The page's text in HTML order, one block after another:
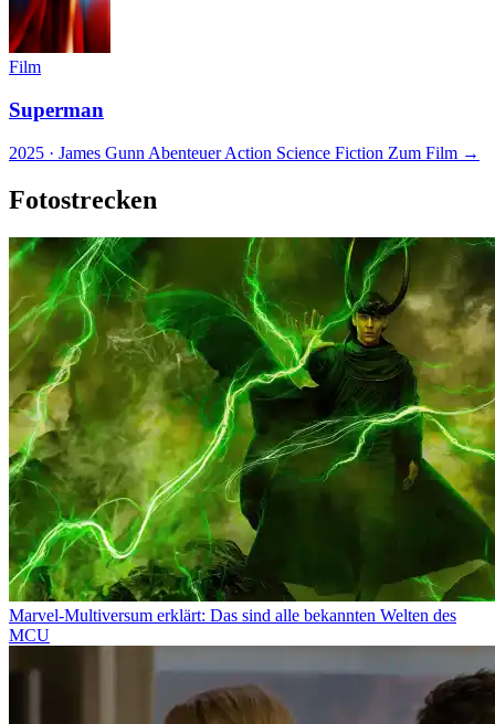
Film
Superman
2025 · James Gunn Abenteuer Action Science Fiction Zum Film →
Fotostrecken
Marvel-Multiversum erklärt: Das sind alle bekannten Welten des
MCU